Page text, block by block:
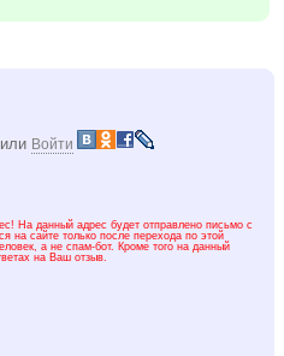
или Войти
На данный адрес будет отправлено письмо с
на сайте только после перехода по этой
а не спам-бот. Кроме того на данный
на Ваш отзыв.